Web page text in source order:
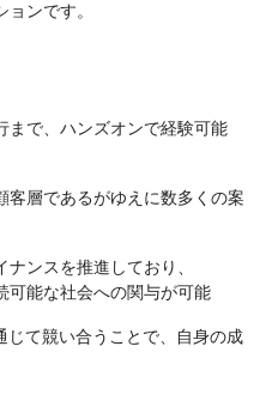
ンです。
まで、ハンズオンで経験可能
客層であるがゆえに数多くの案
ンスを推進しており、
可能な社会への関与が可能
じて競い合うことで、自身の成